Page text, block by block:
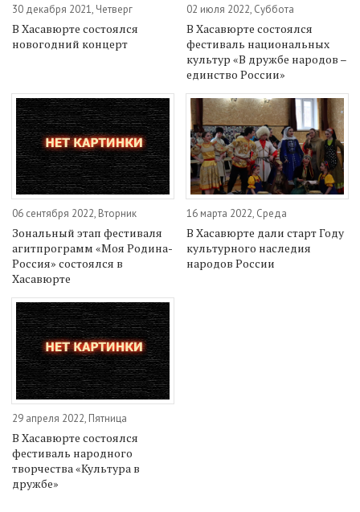
30 декабря 2021, Четверг
В Хасавюрте состоялся
новогодний концерт
02 июля 2022, Суббота
В Хасавюрте состоялся
фестиваль национальных
культур «В дружбе народов –
единство России»
06 сентября 2022, Вторник
Зональный этап фестиваля
агитпрограмм «Моя Родина-
Россия» состоялся в
Хасавюрте
16 марта 2022, Среда
В Хасавюрте дали старт Году
культурного наследия
народов России
29 апреля 2022, Пятница
В Хасавюрте состоялся
фестиваль народного
творчества «Культура в
дружбе»